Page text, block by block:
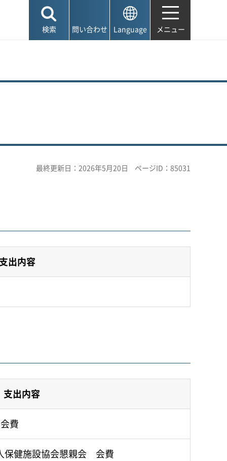
検索 問い合わせ Language メニュー
最終更新日：2026年5月20日 ページID：85031
出内容
支出内容
費
保健施設協会懇親会 会費